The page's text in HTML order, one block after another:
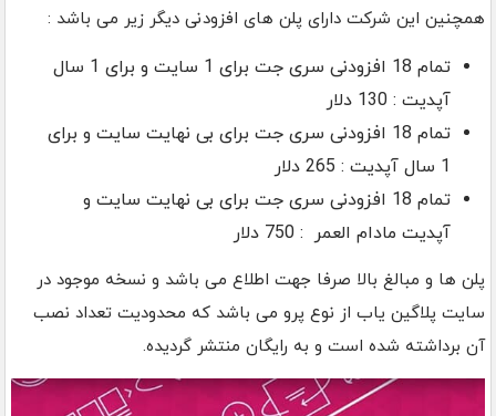
همچنین این شرکت دارای پلن های افزودنی دیگر زیر می باشد :
تمام 18 افزودنی سری جت برای 1 سایت و برای 1 سال
آپدیت : 130 دلار
تمام 18 افزودنی سری جت برای بی نهایت سایت و برای
1 سال آپدیت : 265 دلار
تمام 18 افزودنی سری جت برای بی نهایت سایت و
آپدیت مادام العمر : 750 دلار
پلن ها و مبالغ بالا صرفا جهت اطلاع می باشد و نسخه موجود در
سایت پلاگین یاب از نوع پرو می باشد که محدودیت تعداد نصب
آن برداشته شده است و به رایگان منتشر گردیده.